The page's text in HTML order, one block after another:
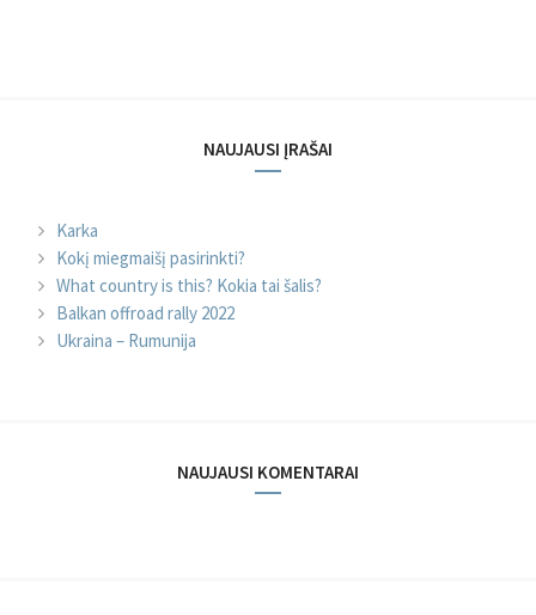
NAUJAUSI ĮRAŠAI
Karka
Kokį miegmaišį pasirinkti?
What country is this? Kokia tai šalis?
Balkan offroad rally 2022
Ukraina – Rumunija
NAUJAUSI KOMENTARAI